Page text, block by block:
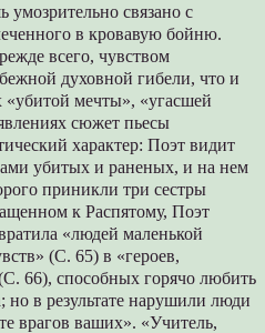
умозрительно связано с
в кровавую бойню.
всего, чувством
духовной гибели, что и
«убитой мечты», «угасшей
сюжет пьесы
характер: Поэт видит
убитых и раненых, и на нем
приникли три сестры
к Распятому, Поэт
«людей маленькой
(С. 65) в «героев,
66), способных горячо любить
но в результате нарушили люди
врагов ваших». «Учитель,